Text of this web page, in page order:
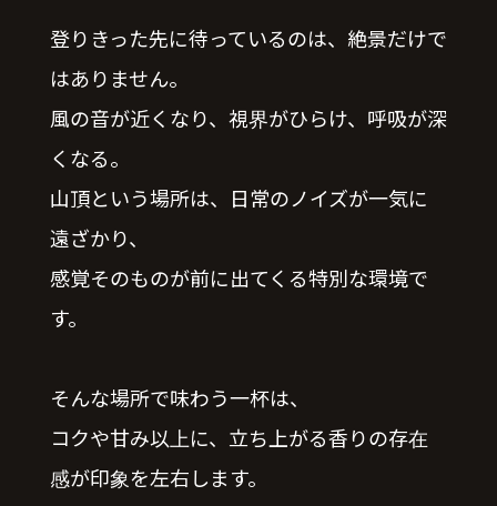
登りきった先に待っているのは、絶景だけで
はありません。
風の音が近くなり、視界がひらけ、呼吸が深
くなる。
山頂という場所は、日常のノイズが一気に
遠ざかり、
感覚そのものが前に出てくる特別な環境で
す。
そんな場所で味わう一杯は、
コクや甘み以上に、立ち上がる香りの存在
感が印象を左右します。